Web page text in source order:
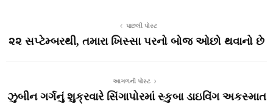
પાછલી પોસ્ટ
૨૨ સપ્‍ટેમ્‍બરથી, તમારા ખિસ્‍સા પરનો બોજ ઓછો થવાનો છે
આગળની પોસ્ટ
ઝુબીન ગર્ગનું શુક્રવારે સિંગાપોરમાં સ્‍કુબા ડાઇવિંગ અકસ્‍માત